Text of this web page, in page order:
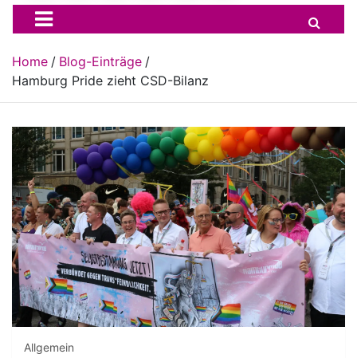
Home
Blog-Einträge
Hamburg Pride zieht CSD-Bilanz
Allgemein